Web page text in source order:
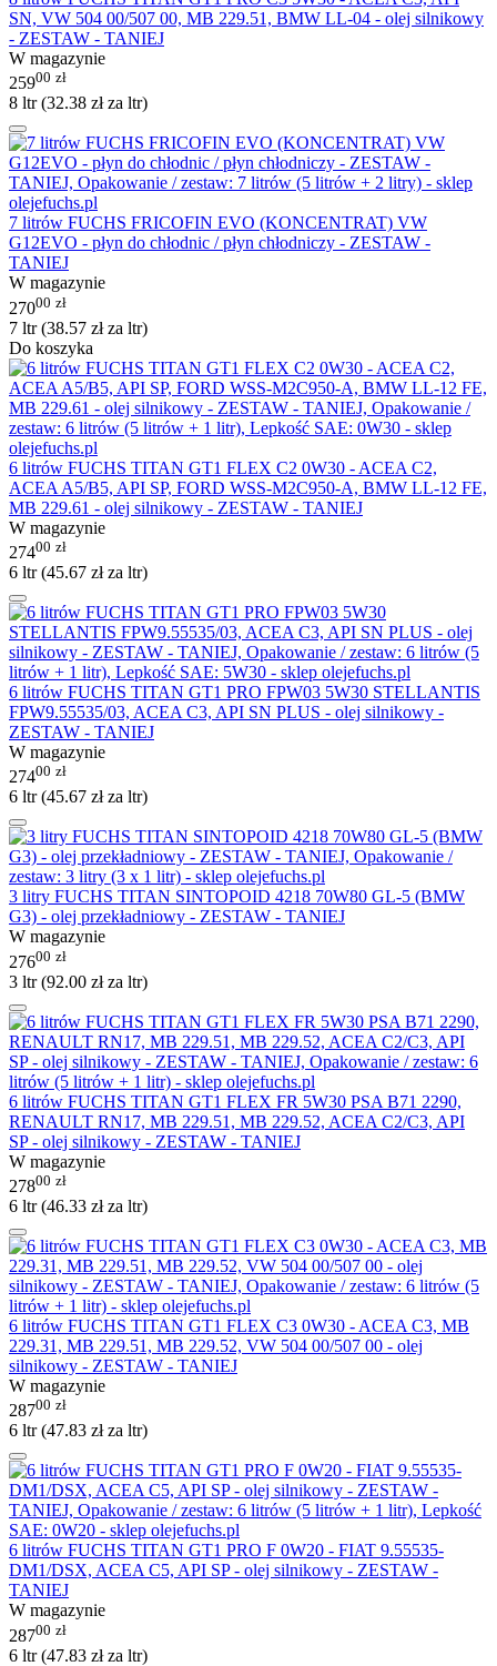
SN, VW 504 00/507 00, MB 229.51, BMW LL-04 - olej silnikowy
- ZESTAW - TANIEJ
W magazynie
25900 zł
8 ltr (32.38 złza ltr)
7 litrów FUCHS FRICOFIN EVO (KONCENTRAT) VW
G12EVO - płyn do chłodnic / płyn chłodniczy - ZESTAW -
TANIEJ
W magazynie
27000 zł
7 ltr (38.57 złza ltr)
Do koszyka
6 litrów FUCHS TITAN GT1 FLEX C2 0W30 - ACEA C2,
ACEA A5/B5, API SP, FORD WSS-M2C950-A, BMW LL-12 FE,
MB 229.61 - olej silnikowy - ZESTAW - TANIEJ
W magazynie
27400 zł
6 ltr (45.67 złza ltr)
6 litrów FUCHS TITAN GT1 PRO FPW03 5W30 STELLANTIS
FPW9.55535/03, ACEA C3, API SN PLUS - olej silnikowy -
ZESTAW - TANIEJ
W magazynie
27400 zł
6 ltr (45.67 złza ltr)
3 litry FUCHS TITAN SINTOPOID 4218 70W80 GL-5 (BMW
G3) - olej przekładniowy - ZESTAW - TANIEJ
W magazynie
27600 zł
3 ltr (92.00 złza ltr)
6 litrów FUCHS TITAN GT1 FLEX FR 5W30 PSA B71 2290,
RENAULT RN17, MB 229.51, MB 229.52, ACEA C2/C3, API
SP - olej silnikowy - ZESTAW - TANIEJ
W magazynie
27800 zł
6 ltr (46.33 złza ltr)
6 litrów FUCHS TITAN GT1 FLEX C3 0W30 - ACEA C3, MB
229.31, MB 229.51, MB 229.52, VW 504 00/507 00 - olej
silnikowy - ZESTAW - TANIEJ
W magazynie
28700 zł
6 ltr (47.83 złza ltr)
6 litrów FUCHS TITAN GT1 PRO F 0W20 - FIAT 9.55535-
DM1/DSX, ACEA C5, API SP - olej silnikowy - ZESTAW -
TANIEJ
W magazynie
28700 zł
6 ltr (47.83 złza ltr)